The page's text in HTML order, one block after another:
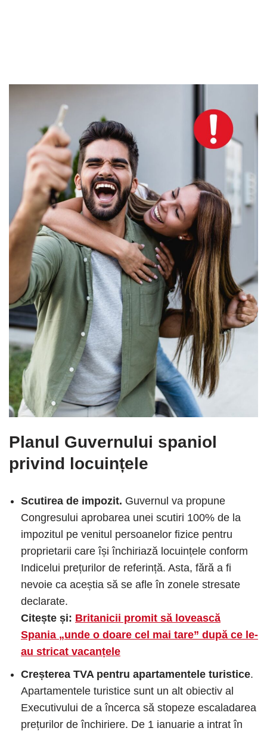
Planul Guvernului spaniol
privind locuințele
Scutirea de impozit. Guvernul va propune
Congresului aprobarea unei scutiri 100% de la
impozitul pe venitul persoanelor fizice pentru
proprietarii care își închiriază locuințele conform
Indicelui prețurilor de referință. Asta, fără a fi
nevoie ca aceștia să se afle în zonele stresate
declarate.
Citește și: Britanicii promit să lovească
Spania „unde o doare cel mai tare” după ce le-
au stricat vacanțele
Creșterea TVA pentru apartamentele turistice.
Apartamentele turistice sunt un alt obiectiv al
Executivului de a încerca să stopeze escaladarea
prețurilor de închiriere. De 1 ianuarie a intrat în